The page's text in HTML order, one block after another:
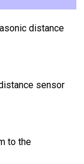
distance
sensor
to the